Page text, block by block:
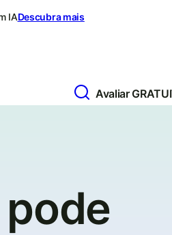
IADescubra mais
Avaliar